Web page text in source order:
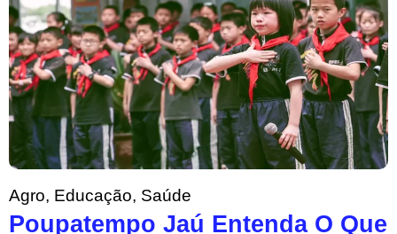
Agro, Educação, Saúde
Poupatempo Jaú Entenda O Que